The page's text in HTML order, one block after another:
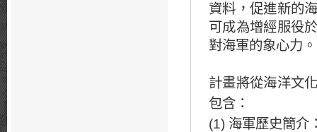
資料，促進新的
可成為增經服役
對海軍的象心力。
計畫將從海洋文
包含：
(1) 海軍歷史簡介